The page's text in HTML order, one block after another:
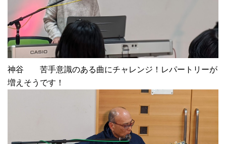
神谷 苦手意識のある曲にチャレンジ！レパートリーが
増えそうです！